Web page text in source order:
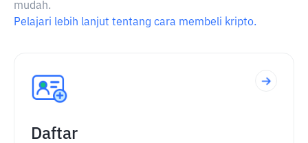
mudah.
Pelajari lebih lanjut tentang cara membeli kripto.
Daftar